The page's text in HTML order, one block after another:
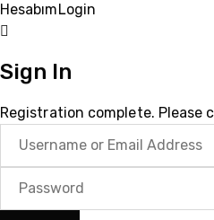
HesabımLogin
Sign In
Registration complete. Please